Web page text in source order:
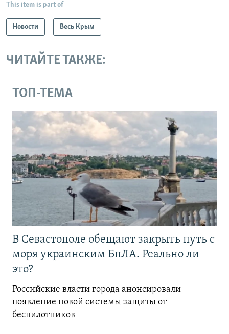
This item is part of
Новости Весь Крым
ЧИТАЙТЕ ТАКЖЕ:
ТОП-ТЕМА
В Севастополе обещают закрыть путь с
моря украинским БпЛА. Реально ли
это?
Российские власти города анонсировали
появление новой системы защиты от
беспилотников